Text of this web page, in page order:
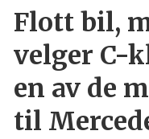
Flott bil,
velger C-
en av de
til